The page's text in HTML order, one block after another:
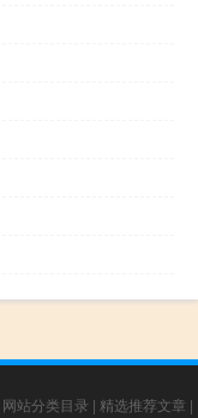
网站分类目录 | 精选推荐文章 |